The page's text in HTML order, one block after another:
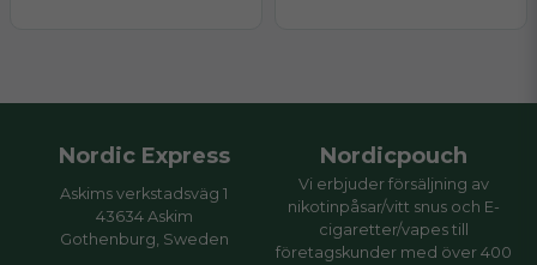
Nordic Express
Askims verkstadsväg 1
43634 Askim
Gothenburg, Sweden
Nordicpouch
Vi erbjuder försäljning av
nikotinpåsar/vitt snus och E-
cigaretter/vapes till
företagskunder med över 400